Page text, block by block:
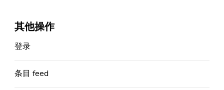
其他操作
登录
条目 feed